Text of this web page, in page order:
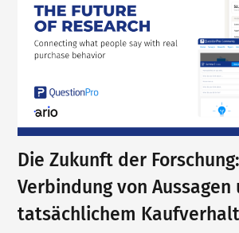
Die Zukunft der Forschung:
Verbindung von Aussagen
tatsächlichem